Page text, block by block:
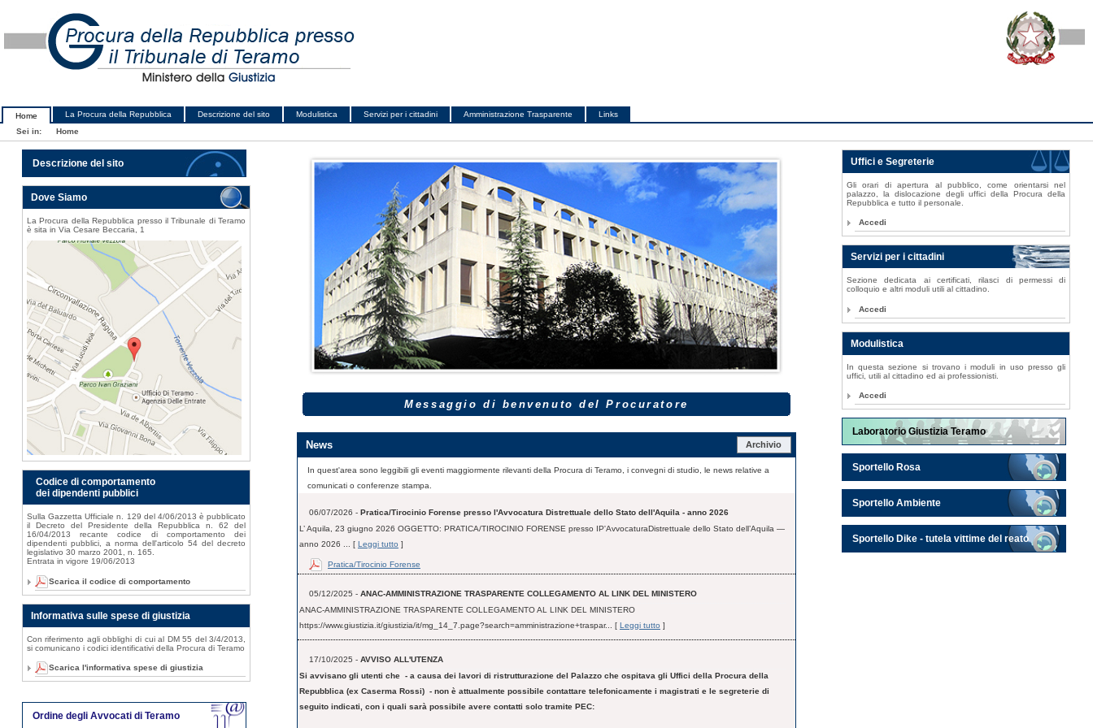
Home La Procura della Repubblica Descrizione del sito Modulistica Servizi per i cittadini Amministrazione Trasparente
Links
Sei in:
Home
Messaggio di benvenuto del Procuratore
Archivio
News
In quest'area sono leggibili gli eventi maggiormente rilevanti della Procura di Teramo, i convegni di studio, le news relative a
comunicati o conferenze stampa.
06/07/2026 - Pratica/Tirocinio Forense presso l'Avvocatura Distrettuale dello Stato dell'Aquila - anno 2026
L’ Aquila, 23 giugno 2026 OGGETTO: PRATICA/TIROCINIO FORENSE presso IP'AvvocaturaDistrettuale dello Stato dell’Aquila —
anno 2026 ... [ Leggi tutto ]
Pratica/Tirocinio Forense
05/12/2025 - ANAC-AMMINISTRAZIONE TRASPARENTE COLLEGAMENTO AL LINK DEL MINISTERO
ANAC-AMMINISTRAZIONE TRASPARENTE COLLEGAMENTO AL LINK DEL MINISTERO
https://www.giustizia.it/giustizia/it/mg_14_7.page?search=amministrazione+traspar... [ Leggi tutto ]
17/10/2025 - AVVISO ALL'UTENZA
Si avvisano gli utenti che - a causa dei lavori di ristrutturazione del Palazzo che ospitava gli Uffici della Procura della
Repubblica (ex Caserma Rossi) - non è attualmente possibile contattare telefonicamente i magistrati e le segreterie di
seguito indicati, con i quali sarà possibile avere contatti solo tramite PEC:
Descrizione del sito
Dove Siamo
La Procura della Repubblica presso il Tribunale di Teramo
è sita in Via Cesare Beccaria, 1
Codice di comportamento
dei dipendenti pubblici
Sulla Gazzetta Ufficiale n. 129 del 4/06/2013 è pubblicato
il Decreto del Presidente della Repubblica n. 62 del
16/04/2013 recante codice di comportamento dei
dipendenti pubblici, a norma dell'articolo 54 del decreto
legislativo 30 marzo 2001, n. 165.
Entrata in vigore 19/06/2013
Scarica il codice di comportamento
Informativa sulle spese di giustizia
Con riferimento agli obblighi di cui al DM 55 del 3/4/2013,
si comunicano i codici identificativi della Procura di Teramo
Scarica l'informativa spese di giustizia
Ordine degli Avvocati di Teramo
Uffici e Segreterie
Gli orari di apertura al pubblico, come orientarsi nel
palazzo, la dislocazione degli uffici della Procura della
Repubblica e tutto il personale.
Accedi
Servizi per i cittadini
Sezione dedicata ai certificati, rilasci di permessi di
colloquio e altri moduli utili al cittadino.
Accedi
Modulistica
In questa sezione si trovano i moduli in uso presso gli
uffici, utili al cittadino ed ai professionisti.
Accedi
Laboratorio Giustizia Teramo
Sportello Rosa
Sportello Ambiente
Sportello Dike - tutela vittime del reato